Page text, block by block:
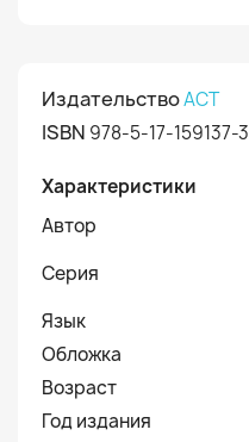
ИздательствоАСТ
ISBN 978-5-17-159137-3
Характеристики
Автор
Серия
Язык
Обложка
Возраст
Год издания